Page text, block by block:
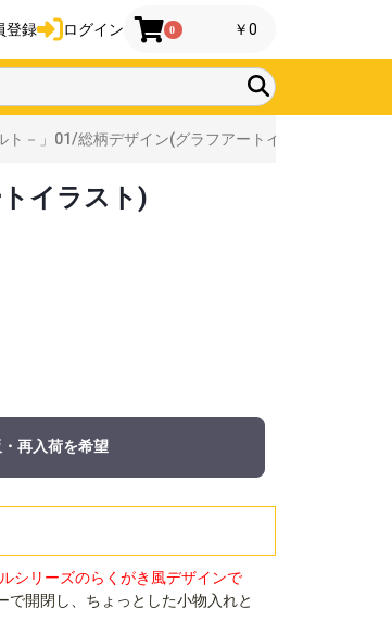
登録 ログイン 0 ￥0
ト－」01/総柄デザイン(グラフアートイラスト)
イラスト)
再入荷を希望
シリーズのらくがき風デザインで
で開閉し、ちょっとした小物入れと